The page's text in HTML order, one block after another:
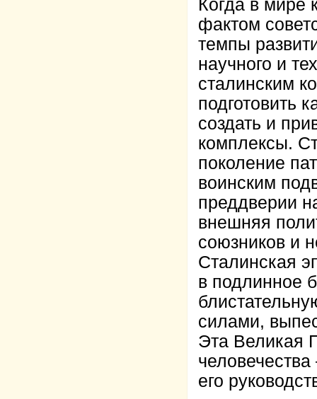
Когда в мире
фактом
темпы
научного и
сталинским
подготовить
создать и
комплексы.
поколение
воинским
преддверии
внешняя
союзников и
Сталинская
в подлинное
силами,
Эта Великая
его